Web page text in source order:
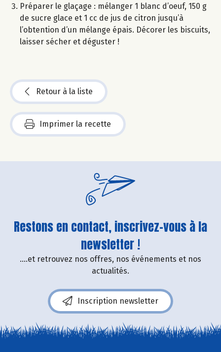
Préparer le glaçage : mélanger 1 blanc d’oeuf, 150 g
de sucre glace et 1 cc de jus de citron jusqu’à
l’obtention d’un mélange épais. Décorer les biscuits,
laisser sécher et déguster !
Retour à la liste
Imprimer la recette
Restons en contact, inscrivez-vous à la
newsletter !
....et retrouvez nos offres, nos événements et nos
actualités.
Inscription newsletter